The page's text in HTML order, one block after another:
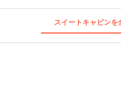
スイートキャビン